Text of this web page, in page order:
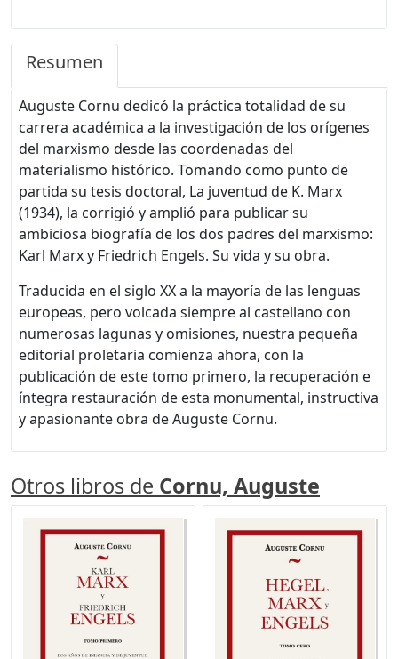
Resumen
Auguste Cornu dedicó la práctica totalidad de su
carrera académica a la investigación de los orígenes
del marxismo desde las coordenadas del
materialismo histórico. Tomando como punto de
partida su tesis doctoral, La juventud de K. Marx
(1934), la corrigió y amplió para publicar su
ambiciosa biografía de los dos padres del marxismo:
Karl Marx y Friedrich Engels. Su vida y su obra.
Traducida en el siglo XX a la mayoría de las lenguas
europeas, pero volcada siempre al castellano con
numerosas lagunas y omisiones, nuestra pequeña
editorial proletaria comienza ahora, con la
publicación de este tomo primero, la recuperación e
íntegra restauración de esta monumental, instructiva
y apasionante obra de Auguste Cornu.
Otros libros de Cornu, Auguste